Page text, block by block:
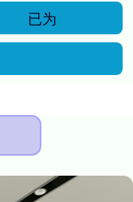
已为